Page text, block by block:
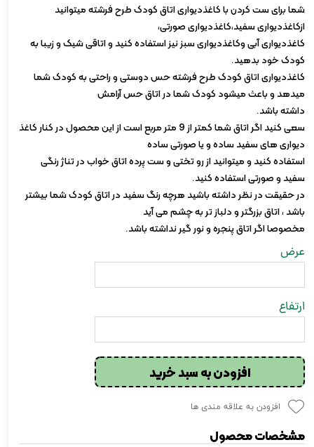
شما برای ست کردن با کاغذدیواری اتاق کودک طرح فرشته میتوانید
ازکاغذدیواری سفید،کاغذدیواری صورتی،
کاغذدیواری آبی وکاغذدیواری سبز نیز استفاده کنید و اتاقی شیک و زیبا به
کودک خود بدهید.
کاغذدیواری اتاق کودک طرح فرشته حس دوستی و راحتی به کودک شما
میدهد و باعث میشود کودک شما در اتاق حس آرامش
داشته باشد.
سعی کنید اگر اتاق شما کمتر از 9 متر مربع است از این محصول در کنار کاغذ
دیواری های سفید ساده و یا صورتی ساده
استفاده کنید و میتوانید از رو تختی و ست پرده اتاق خواب در تناژ رنگی
سفید و صورتی استفاده کنید.
در حقیقت در نظر داشته باشید هرچه رنگ سفید در اتاق کودک شما بیشتر
باشد ، اتاق بزرگتر و دلباز تر به چشم می آید
مخصوصا اگر اتاق پنجره و نور گیر نداشته باشد.
عرض
ارتفاع
افزودن به سبد خرید
افزودن به علاقه مندی ها
مشخصات محصول